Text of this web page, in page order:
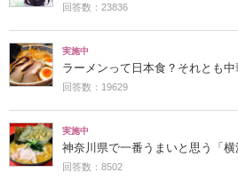
回答数：23836
実施中
ラーメンって日本食？それとも中
回答数：19629
実施中
神奈川県で一番うまいと思う「
回答数：8502